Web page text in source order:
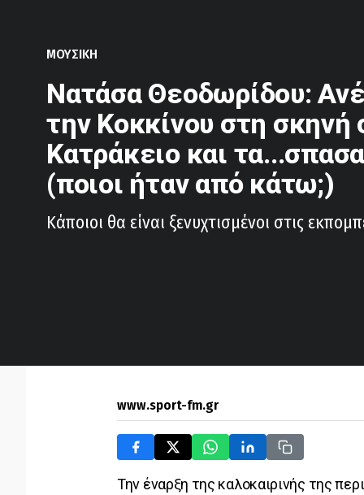
ΜΟΥΣΙΚΗ
Νατάσα Θεοδωρίδου:
την Κοκκίνου στη σκηνή
Κατράκειο και
(ποιοι ήταν από κάτω;)
Κάποιοι θα είναι ξενυχτισμένοι στις
www.sport-fm.gr
Την έναρξη της καλοκαιρινής της